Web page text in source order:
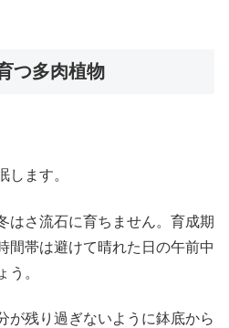
つ多肉植物
します。
はさ流石に育ちません。育成期
間帯は避けて晴れた日の午前中
う。
が残り過ぎないように鉢底から